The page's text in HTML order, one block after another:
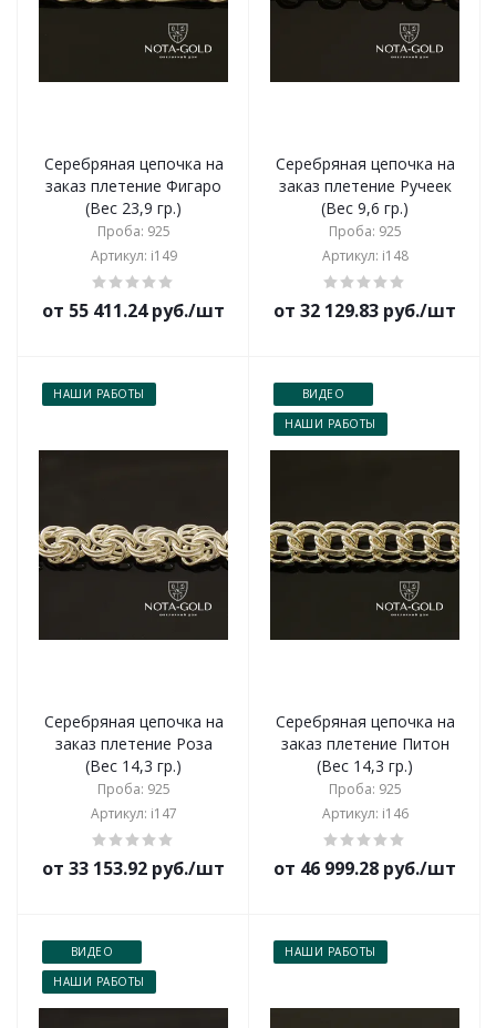
Серебряная цепочка на
заказ плетение Фигаро
(Вес 23,9 гр.)
Проба: 925
Артикул: i149
от 55 411.24 руб./шт
Серебряная цепочка на
заказ плетение Ручеек
(Вес 9,6 гр.)
Проба: 925
Артикул: i148
от 32 129.83 руб./шт
НАШИ РАБОТЫ
Серебряная цепочка на
заказ плетение Роза
(Вес 14,3 гр.)
Проба: 925
Артикул: i147
от 33 153.92 руб./шт
ВИДЕО
НАШИ РАБОТЫ
Серебряная цепочка на
заказ плетение Питон
(Вес 14,3 гр.)
Проба: 925
Артикул: i146
от 46 999.28 руб./шт
ВИДЕО
НАШИ РАБОТЫ
НАШИ РАБОТЫ